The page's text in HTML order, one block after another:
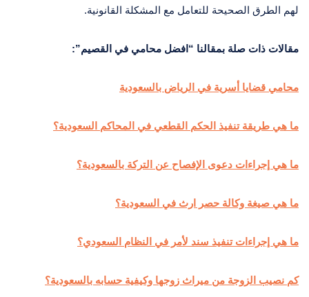
لهم الطرق الصحيحة للتعامل مع المشكلة القانونية.
مقالات ذات صلة بمقالنا “افضل محامي في القصيم”:
محامي قضايا أسرية في الرياض بالسعودية
ما هي طريقة تنفيذ الحكم القطعي في المحاكم السعودية؟
ما هي إجراءات دعوى الإفصاح عن التركة بالسعودية؟
ما هي صيغة وكالة حصر ارث في السعودية؟
ما هي إجراءات تنفيذ سند لأمر في النظام السعودي؟
كم نصيب الزوجة من ميراث زوجها وكيفية حسابه بالسعودية؟